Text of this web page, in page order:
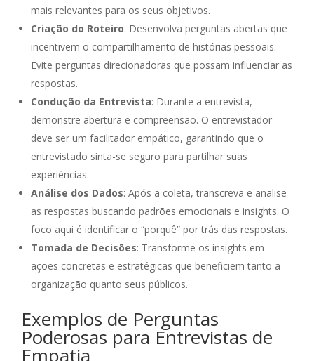
mais relevantes para os seus objetivos.
Criação do Roteiro: Desenvolva perguntas abertas que
incentivem o compartilhamento de histórias pessoais.
Evite perguntas direcionadoras que possam influenciar as
respostas.
Condução da Entrevista: Durante a entrevista,
demonstre abertura e compreensão. O entrevistador
deve ser um facilitador empático, garantindo que o
entrevistado sinta-se seguro para partilhar suas
experiências.
Análise dos Dados: Após a coleta, transcreva e analise
as respostas buscando padrões emocionais e insights. O
foco aqui é identificar o “porquê” por trás das respostas.
Tomada de Decisões: Transforme os insights em
ações concretas e estratégicas que beneficiem tanto a
organização quanto seus públicos.
Exemplos de Perguntas
Poderosas para Entrevistas de
Empatia